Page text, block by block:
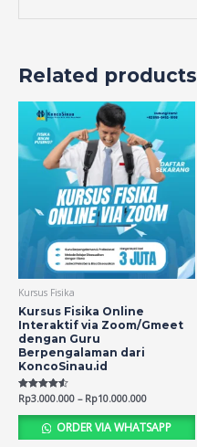
Related products
Kursus Fisika
Kursus Fisika Online
Interaktif via Zoom/Gmeet
dengan Guru
Berpengalaman dari
KoncoSinau.id
Rated
4.46
out of 5
Rp3.000.000 – Rp10.000.000
ORDER VIA WHATSAPP